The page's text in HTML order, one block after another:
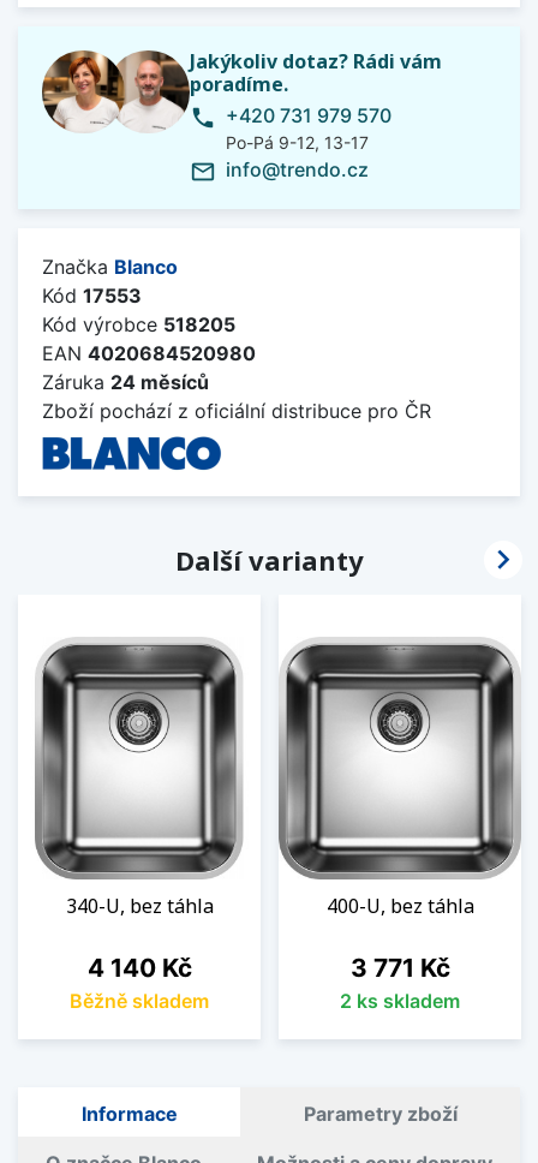
Jakýkoliv dotaz? Rádi vám
poradíme.
phone +420 731 979 570
Po-Pá 9-12, 13-17
mail_outline info@trendo.cz
Značka Blanco
Kód 17553
Kód výrobce 518205
EAN 4020684520980
Záruka 24 měsíců
Zboží pochází z oficiální distribuce pro ČR
Další varianty
340-U, bez táhla
Cena
4 140 Kč
Běžně skladem
400-U, bez táhla
Cena
3 771 Kč
2 ks skladem

Informace Parametry zboží